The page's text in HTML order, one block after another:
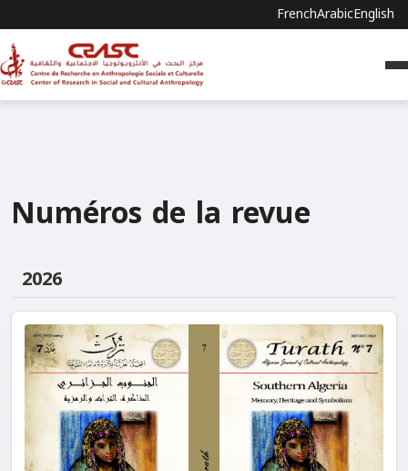
FrenchArabicEnglish
Numéros de la revue
2026